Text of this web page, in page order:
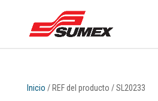
Inicio / REF del producto / SL20233